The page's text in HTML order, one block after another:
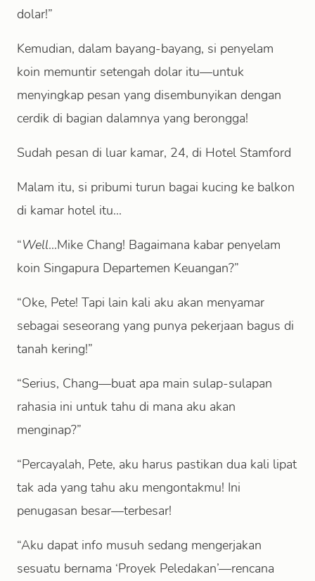
dolar!”
Kemudian, dalam bayang-bayang, si penyelam
koin memuntir setengah dolar itu—untuk
menyingkap pesan yang disembunyikan dengan
cerdik di bagian dalamnya yang berongga!
Sudah pesan di luar kamar, 24, di Hotel Stamford
Malam itu, si pribumi turun bagai kucing ke balkon
di kamar hotel itu...
“Well...Mike Chang! Bagaimana kabar penyelam
koin Singapura Departemen Keuangan?”
“Oke, Pete! Tapi lain kali aku akan menyamar
sebagai seseorang yang punya pekerjaan bagus di
tanah kering!”
“Serius, Chang—buat apa main sulap-sulapan
rahasia ini untuk tahu di mana aku akan
menginap?”
“Percayalah, Pete, aku harus pastikan dua kali lipat
tak ada yang tahu aku mengontakmu! Ini
penugasan besar—terbesar!
“Aku dapat info musuh sedang mengerjakan
sesuatu bernama ‘Proyek Peledakan’—rencana